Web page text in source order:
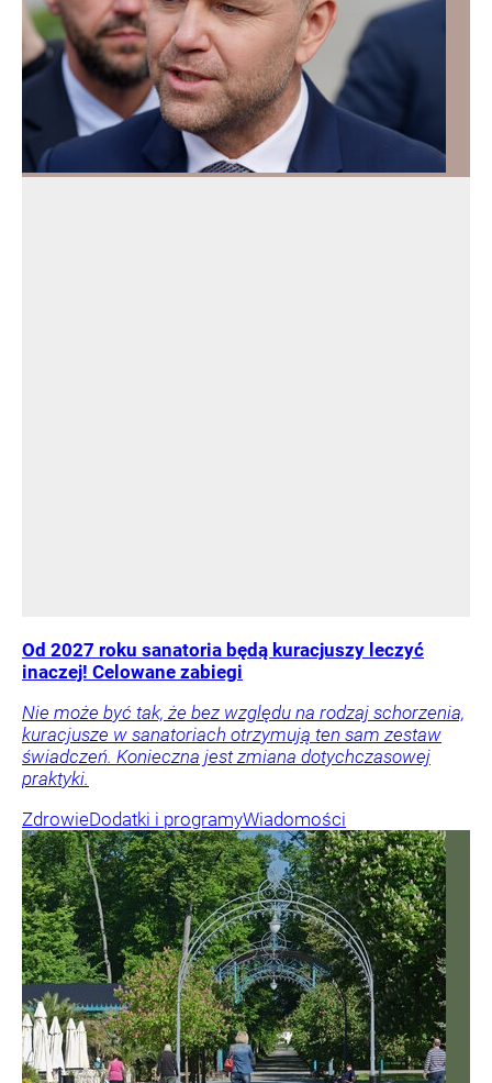
Od 2027 roku sanatoria będą kuracjuszy leczyć
inaczej! Celowane zabiegi
Nie może być tak, że bez względu na rodzaj schorzenia,
kuracjusze w sanatoriach otrzymują ten sam zestaw
świadczeń. Konieczna jest zmiana dotychczasowej
praktyki.
ZdrowieDodatki i programyWiadomości